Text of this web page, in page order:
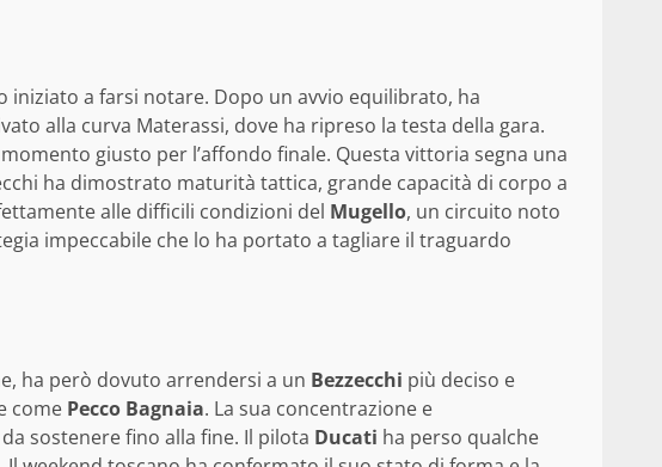
iniziato a farsi notare. Dopo un avvio equilibrato, ha
alla curva Materassi, dove ha ripreso la testa della gara.
giusto per l’affondo finale. Questa vittoria segna una
ha dimostrato maturità tattica, grande capacità di corpo a
alle difficili condizioni del Mugello, un circuito noto
impeccabile che lo ha portato a tagliare il traguardo
ha però dovuto arrendersi a un Bezzecchi più deciso e
come Pecco Bagnaia. La sua concentrazione e
sostenere fino alla fine. Il pilota Ducati ha perso qualche